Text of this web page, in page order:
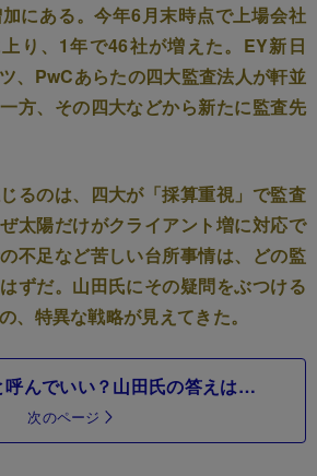
にある。今年6月末時点で上場会社
り、1年で46社が増えた。EY新日
、PwCあらたの四大監査法人が軒並
方、その四大などから新たに監査先
るのは、四大が「採算重視」で監査
太陽だけがクライアント増に対応で
不足など苦しい台所事情は、どの監
ずだ。山田氏にその疑問をぶつける
、特異な戦略が見えてきた。
呼んでいい？山田氏の答えは…
次のページ